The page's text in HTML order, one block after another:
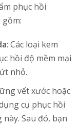
phục hồi
: Các loại kem
hồi độ mềm mại
nhỏ.
vết xước hoặc
cụ phục hồi
Sau đó, bạn